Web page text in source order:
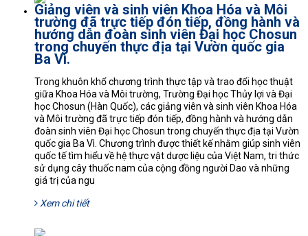
Giảng viên và sinh viên Khoa Hóa và Môi
trường đã trực tiếp đón tiếp, đồng hành và
hướng dẫn đoàn sinh viên Đại học Chosun
trong chuyến thực địa tại Vườn quốc gia
Ba Vì.
Trong khuôn khổ chương trình thực tập và trao đổi học thuật
giữa Khoa Hóa và Môi trường, Trường Đại học Thủy lợi và Đại
học Chosun (Hàn Quốc), các giảng viên và sinh viên Khoa Hóa
và Môi trường đã trực tiếp đón tiếp, đồng hành và hướng dẫn
đoàn sinh viên Đại học Chosun trong chuyến thực địa tại Vườn
quốc gia Ba Vì. Chương trình được thiết kế nhằm giúp sinh viên
quốc tế tìm hiểu về hệ thực vật dược liệu của Việt Nam, tri thức
sử dụng cây thuốc nam của cộng đồng người Dao và những
giá trị của ngu
Xem chi tiết